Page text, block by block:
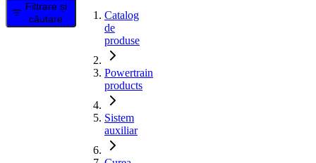
Filtrare și
căutare
Catalog
de
produse
Powertrain
products
Sistem
auxiliar